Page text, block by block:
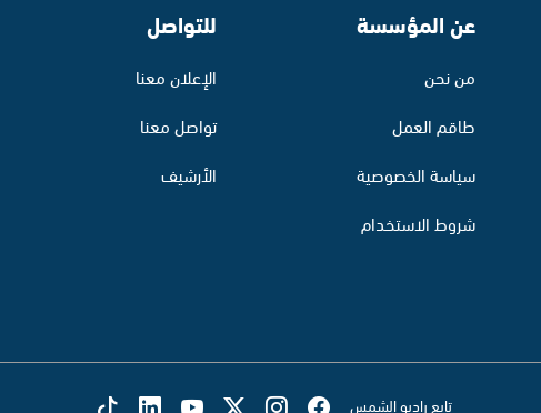
عن المؤسسة
من نحن
طاقم العمل
سياسة الخصوصية
شروط الاستخدام
للتواصل
الإعلان معنا
تواصل معنا
الأرشيف
تابع راديو الشمس